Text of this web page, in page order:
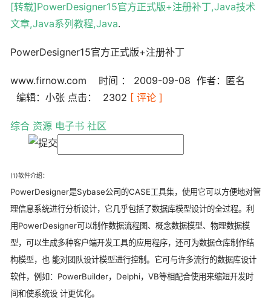
[转载]PowerDesigner15官方正式版+注册补丁,Java技术
文章,Java系列教程,Java.
PowerDesigner15官方正式版+注册补丁
www.firnow.com 时间 ： 2009-09-08 作者：匿名
编辑：小张 点击： 2302 [ 评论 ]
综合 资源 电子书 社区
(1)软件介绍：
PowerDesigner是Sybase公司的CASE工具集，使用它可以方便地对管
理信息系统进行分析设计，它几乎包括了数据库模型设计的全过程。利
用PowerDesigner可以制作数据流程图、概念数据模型、物理数据模
型，可以生成多种客户端开发工具的应用程序，还可为数据仓库制作结
构模型，也 能对团队设计模型进行控制。它可与许多流行的数据库设计
软件，例如：PowerBuilder，Delphi，VB等相配合使用来缩短开发时
间和使系统设 计更优化。